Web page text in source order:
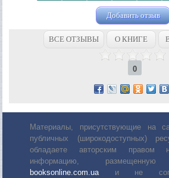
Добавить отзыв
ВСЕ ОТЗЫВЫ О КНИГЕ
0
Материалы, присутствующие на
публичных (широкодоступных)
обладаете авторским
информацию,
booksonline.com.uaи не